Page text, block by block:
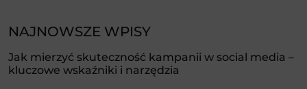
NAJNOWSZE WPISY
Jak mierzyć skuteczność kampanii w social media –
kluczowe wskaźniki i narzędzia